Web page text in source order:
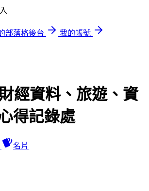
部落格後台
我的帳號
經資料、旅遊、資
得記錄處
名片